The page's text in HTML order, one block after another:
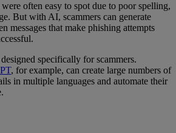
often easy to spot due to poor spelling,
But with AI, scammers can generate
messages that make phishing attempts
specifically for scammers.
, for example, can create large numbers of
in multiple languages and automate their